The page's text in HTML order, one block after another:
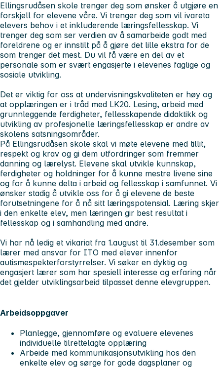
Ellingsrudåsen skole trenger deg som ønsker å utgjøre en
forskjell for elevene våre. Vi trenger deg som vil ivareta
elevers behov i et inkluderende læringsfellesskap. Vi
trenger deg som ser verdien av å samarbeide godt med
foreldrene og er innstilt på å gjøre det lille ekstra for de
som trenger det mest. Du vil få være en del av et
personale som er svært engasjerte i elevenes faglige og
sosiale utvikling.
Det er viktig for oss at undervisningskvaliteten er høy og
at opplæringen er i tråd med LK20. Lesing, arbeid med
grunnleggende ferdigheter, fellesskapende didaktikk og
utvikling av profesjonelle læringsfellesskap er andre av
skolens satsningsområder.
På Ellingsrudåsen skole skal vi møte elevene med tillit,
respekt og krav og gi dem utfordringer som fremmer
danning og lærelyst. Elevene skal utvikle kunnskap,
ferdigheter og holdninger for å kunne mestre livene sine
og for å kunne delta i arbeid og fellesskap i samfunnet. Vi
ønsker stadig å utvikle oss for å gi elevene de beste
forutsetningene for å nå sitt læringspotensial. Læring skjer
i den enkelte elev, men læringen gir best resultat i
fellesskap og i samhandling med andre.
Vi har nå ledig et vikariat fra 1.august til 31.desember som
lærer med ansvar for ITO med elever innenfor
autismespekterforstyrrelser. Vi søker en dyktig og
engasjert lærer som har spesiell interesse og erfaring når
det gjelder utviklingsarbeid tilpasset denne elevgruppen.
Arbeidsoppgaver
Planlegge, gjennomføre og evaluere elevenes
individuelle tilrettelagte opplæring
Arbeide med kommunikasjonsutvikling hos den
enkelte elev og sørge for gode dagsplaner og